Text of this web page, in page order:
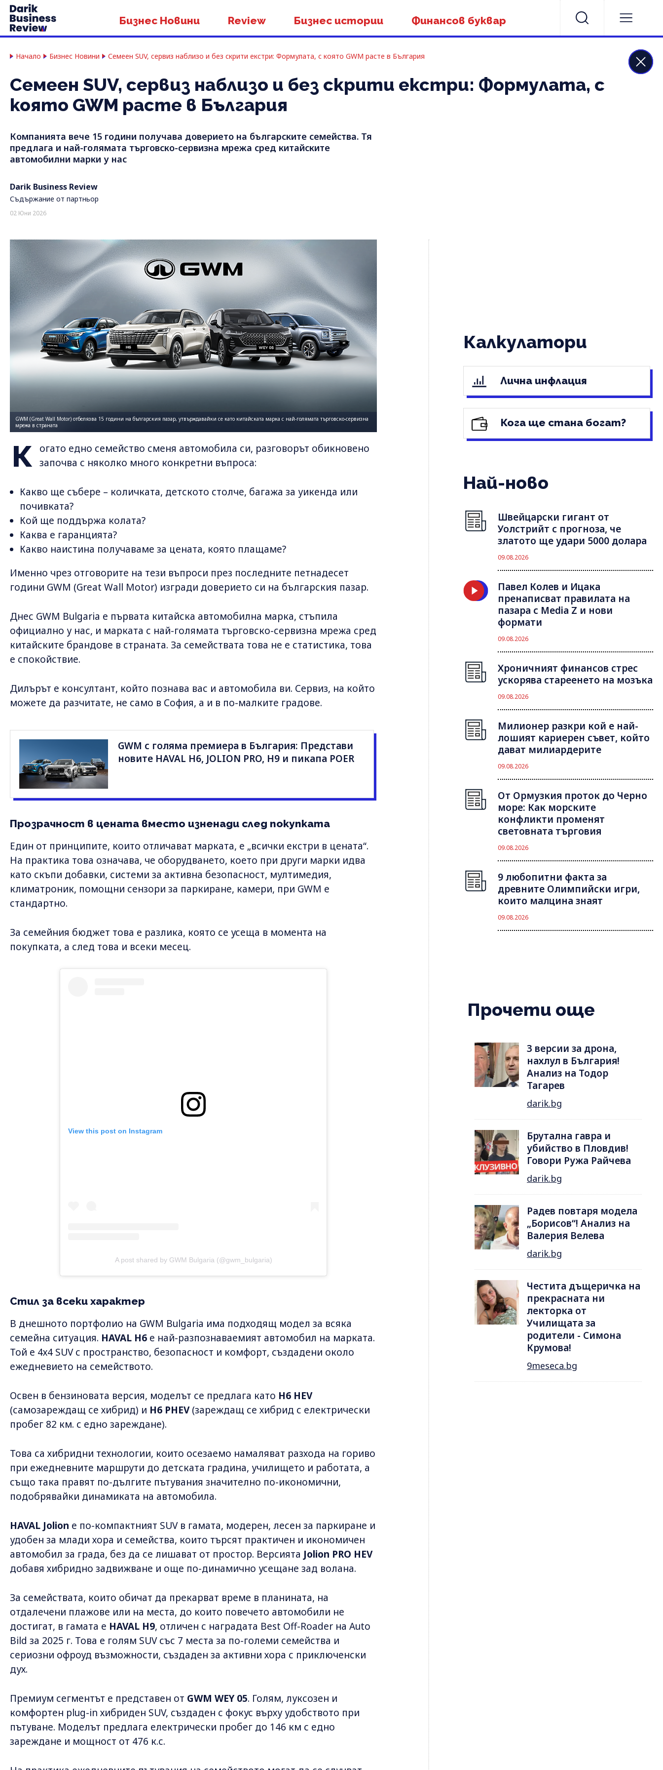
Бизнес Новини Review Бизнес истории Финансов буквар
Начало Бизнес Новини Семеен SUV, сервиз наблизо и без скрити екстри: Формулата, с която GWM расте в България
Семеен SUV, сервиз наблизо и без скрити екстри: Формулата, с
която GWM расте в България
Компанията вече 15 години получава доверието на българските семейства. Тя
предлага и най-голямата търговско-сервизна мрежа сред китайските
автомобилни марки у нас
Darik Business Review
Съдържание от партньор
02 Юни 2026
GWM (Great Wall Motor) отбелязва 15 години на българския пазар, утвърждавайки се като китайската марка с най-голямата търговско-сервизна
мрежа в страната
К
огато едно семейство сменя автомобила си, разговорът обикновено
започва с няколко много конкретни въпроса:
Какво ще събере – количката, детското столче, багажа за уикенда или
почивката?
Кой ще поддържа колата?
Каква е гаранцията?
Какво наистина получаваме за цената, която плащаме?
Именно чрез отговорите на тези въпроси през последните петнадесет
години GWM (Great Wall Motor) изгради доверието си на българския пазар.
Днес GWM Bulgaria е първата китайска автомобилна марка, стъпила
официално у нас, и марката с най-голямата търговско-сервизна мрежа сред
китайските брандове в страната. За семействата това не е статистика, това
е спокойствие.
Дилърът е консултант, който познава вас и автомобила ви. Сервиз, на който
можете да разчитате, не само в София, а и в по-малките градове.
GWM с голяма премиера в България: Представи
новите HAVAL H6, JOLION PRO, H9 и пикапа POER
Прозрачност в цената вместо изненади след покупката
Един от принципите, които отличават марката, е „всички екстри в цената“.
На практика това означава, че оборудването, което при други марки идва
като скъпи добавки, системи за активна безопасност, мултимедия,
климатроник, помощни сензори за паркиране, камери, при GWM е
стандартно.
За семейния бюджет това е разлика, която се усеща в момента на
покупката, а след това и всеки месец.
View this post on Instagram
A post shared by GWM Bulgaria (@gwm_bulgaria)
Стил за всеки характер
В днешното портфолио на GWM Bulgaria има подходящ модел за всяка
семейна ситуация. HAVAL H6 е най-разпознаваемият автомобил на марката.
Той е 4х4 SUV с пространство, безопасност и комфорт, създадени около
ежедневието на семейството.
Освен в бензиновата версия, моделът се предлага като H6 HEV
(самозареждащ се хибрид) и H6 PHEV(зареждащ се хибрид с електрически
пробег 82 км. с едно зареждане).
Това са хибридни технологии, които осезаемо намаляват разхода на гориво
при ежедневните маршрути до детската градина, училището и работата, а
също така правят по-дългите пътувания значително по-икономични,
подобрявайки динамиката на автомобила.
HAVAL Jolion е по-компактният SUV в гамата, модерен, лесен за паркиране и
удобен за млади хора и семейства, които търсят практичен и икономичен
автомобил за града, без да се лишават от простор. Версията Jolion PRO HEV
добавя хибридно задвижване и още по-динамично усещане зад волана.
За семействата, които обичат да прекарват време в планината, на
отдалечени плажове или на места, до които повечето автомобили не
достигат, в гамата е HAVAL H9, отличен с наградата Best Off-Roader на Auto
Bild за 2025 г. Това е голям SUV със 7 места за по-големи семейства и
сериозни офроуд възможности, създаден за активни хора с приключенски
дух.
Премиум сегментът е представен от GWM WEY 05. Голям, луксозен и
комфортен plug-in хибриден SUV, създаден с фокус върху удобството при
пътуване. Моделът предлага електрически пробег до 146 км с едно
зареждане и мощност от 476 к.с.
Калкулатори
Лична инфлация
Кога ще стана богат?
Най-ново
Швейцарски гигант от
Уолстрийт с прогноза, че
златото ще удари 5000 долара
09.08.2026
Павел Колев и Ицака
пренаписват правилата на
пазара с Media Z и нови
формати
09.08.2026
Хроничният финансов стрес
ускорява стареенето на мозъка
09.08.2026
Милионер разкри кой е най-
лошият кариерен съвет, който
дават милиардерите
09.08.2026
От Ормузкия проток до Черно
море: Как морските
конфликти променят
световната търговия
09.08.2026
9 любопитни факта за
древните Олимпийски игри,
които малцина знаят
09.08.2026
Прочети още
3 версии за дрона,
нахлул в България!
Анализ на Тодор
Тагарев
darik.bg
Брутална гавра и
убийство в Пловдив!
Говори Ружа Райчева
darik.bg
Радев повтаря модела
„Борисов“! Анализ на
Валерия Велева
darik.bg
Честита дъщеричка на
прекрасната ни
лекторка от
Училищата за
родители - Симона
Крумова!
9meseca.bg